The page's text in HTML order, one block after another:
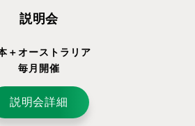
説明会
＋オーストラリア
毎月開催
説明会詳細